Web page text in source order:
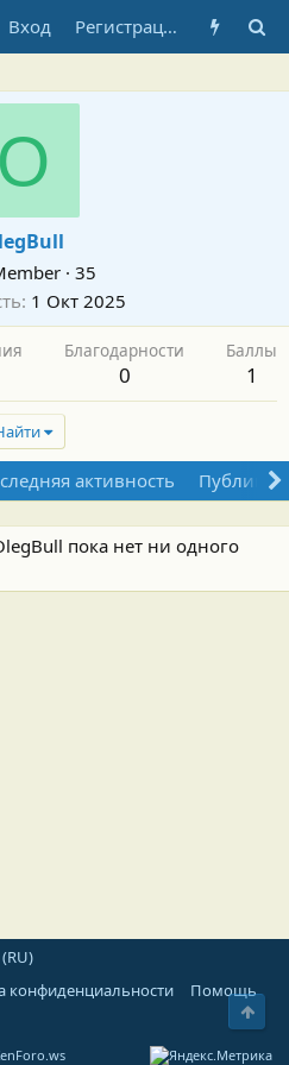
Вход Регистрация
O
· 35
1 Окт 2025
Благодарности
0
Баллы
1
активность
пока нет ни одного
конфиденциальности Помощь